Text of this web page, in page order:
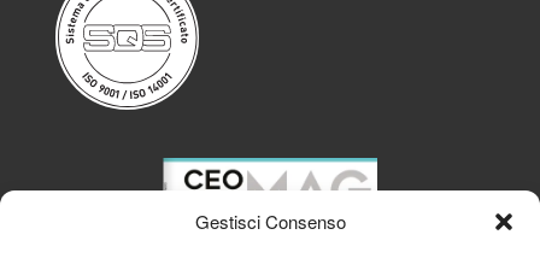
Gestisci Consenso